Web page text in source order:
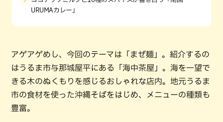
URUMAカレー」
アゲアゲめし、今回のテーマは「まぜ麺」。紹介するの
はうるま市与那城屋平にある「海中茶屋」。海を一望で
きる木のぬくもりを感じるおしゃれな店内。地元うるま
市の食材を使った沖縄そばをはじめ、メニューの種類も
豊富。